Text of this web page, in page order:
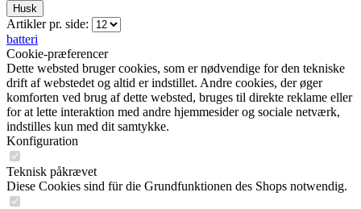
Husk
Artikler pr. side:
batteri
Cookie-præferencer
Dette websted bruger cookies, som er nødvendige for den tekniske
drift af webstedet og altid er indstillet. Andre cookies, der øger
komforten ved brug af dette websted, bruges til direkte reklame eller
for at lette interaktion med andre hjemmesider og sociale netværk,
indstilles kun med dit samtykke.
Konfiguration
Teknisk påkrævet
Diese Cookies sind für die Grundfunktionen des Shops notwendig.